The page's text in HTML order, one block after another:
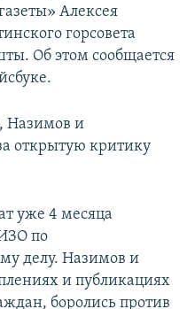
Алексея
горсовета
Об этом сообщается
Назимов и
открытую критику
уже 4 месяца
по
делу. Назимов и
и публикациях
боролись против